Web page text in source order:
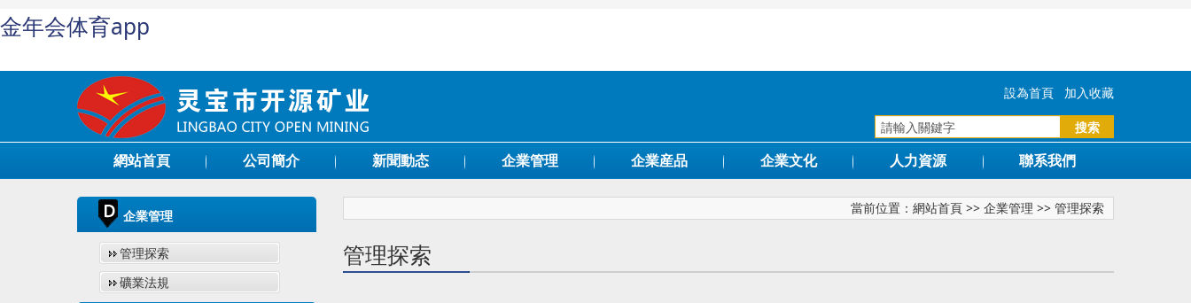
金年会体育app
設為首頁 加入收藏
網站首頁 公司簡介 新聞動态 企業管理 企業産品 企業文化 人力資源 聯系我們
企業管理
管理探索
礦業法規
當前位置： 網站首頁 >> 企業管理 >> 管理探索
管理探索